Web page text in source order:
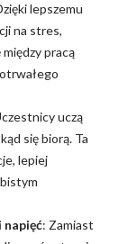
lepszemu
na stres,
pracą
uczą
się biorą. Ta
lepiej
: Zamiast